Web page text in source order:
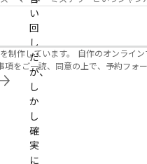
い
回
し
だ
が、
し
か
し
確
実
に
として逃げ切る楽しみのある本格推理マーダ
しています。 自作のオンラインマダ
⇒購入するタイミングは、開催日程、参加メンバー